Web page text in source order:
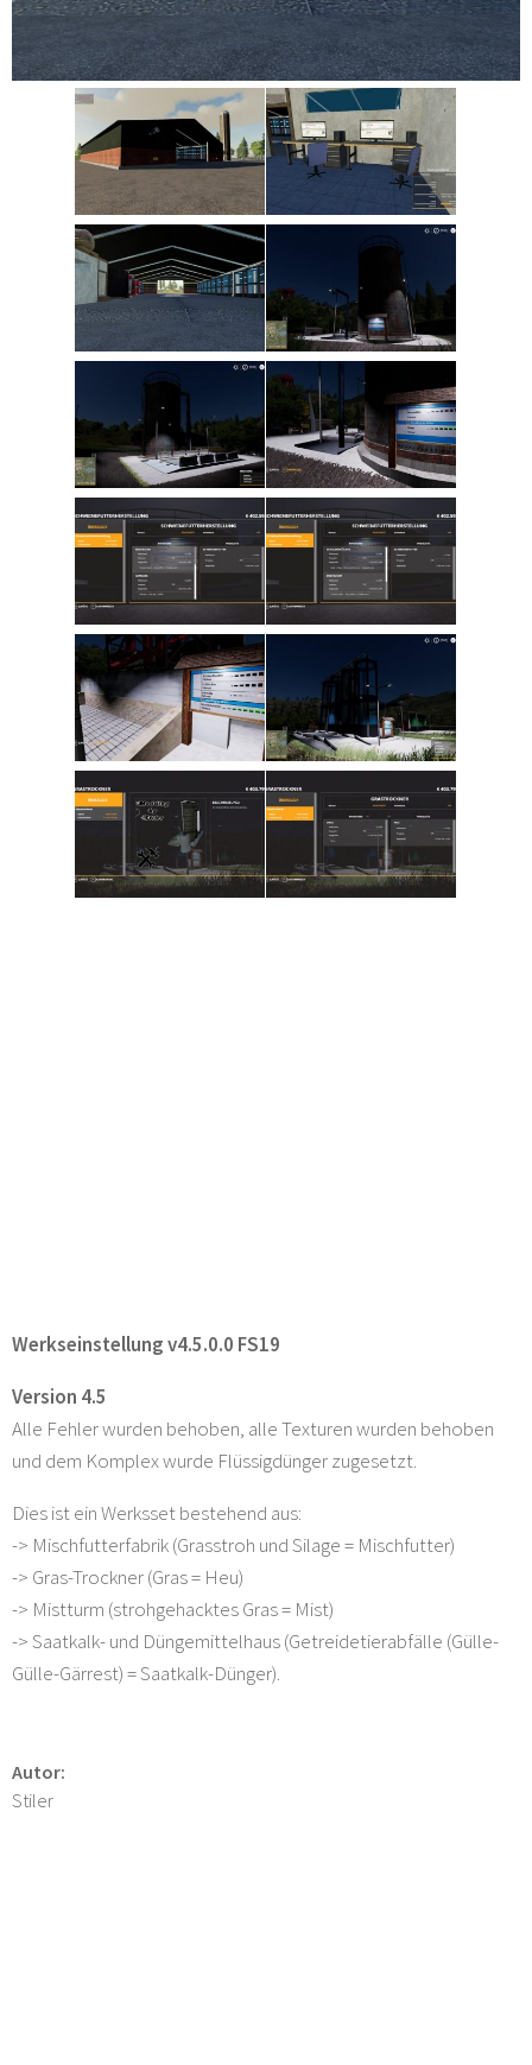
Werkseinstellung v4.5.0.0 FS19
Version 4.5
Alle Fehler wurden behoben, alle Texturen wurden behoben
und dem Komplex wurde Flüssigdünger zugesetzt.
Dies ist ein Werksset bestehend aus:
-> Mischfutterfabrik (Grasstroh und Silage = Mischfutter)
-> Gras-Trockner (Gras = Heu)
-> Mistturm (strohgehacktes Gras = Mist)
-> Saatkalk- und Düngemittelhaus (Getreidetierabfälle (Gülle-
Gülle-Gärrest) = Saatkalk-Dünger).
Autor:
Stiler